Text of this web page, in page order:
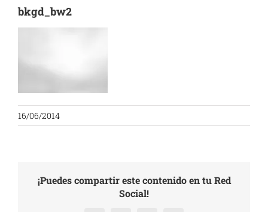
bkgd_bw2
16/06/2014
¡Puedes compartir este contenido en tu Red
Social!